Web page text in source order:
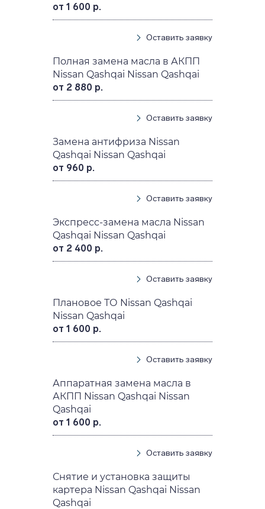
от 1 600 р.
Оставить заявку
Полная замена масла в АКПП
Nissan Qashqai Nissan Qashqai
от 2 880 р.
Оставить заявку
Замена антифриза Nissan
Qashqai Nissan Qashqai
от 960 р.
Оставить заявку
Экспресс-замена масла Nissan
Qashqai Nissan Qashqai
от 2 400 р.
Оставить заявку
Плановое ТО Nissan Qashqai
Nissan Qashqai
от 1 600 р.
Оставить заявку
Аппаратная замена масла в
АКПП Nissan Qashqai Nissan
Qashqai
от 1 600 р.
Оставить заявку
Снятие и установка защиты
картера Nissan Qashqai Nissan
Qashqai